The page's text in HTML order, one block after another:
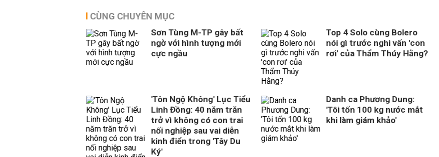
CÙNG CHUYÊN MỤC
Sơn Tùng M-TP gây bất
ngờ với hình tượng mới
cực ngầu
Top 4 Solo cùng Bolero
nói gì trước nghi vấn 'con
rơi' của Thẩm Thúy Hằng?
'Tôn Ngộ Không' Lục Tiểu
Linh Đồng: 40 năm trăn
trở vì không có con trai
nối nghiệp sau vai diễn
kinh điển trong 'Tây Du
Ký'
Danh ca Phương Dung:
'Tôi tốn 100 kg nước mắt
khi làm giám khảo'